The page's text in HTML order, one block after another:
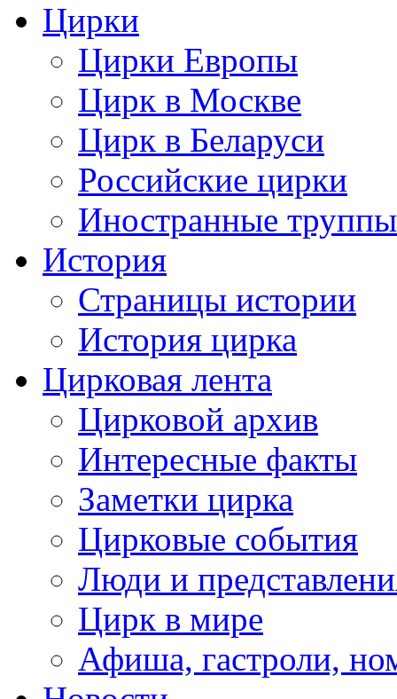
Цирки
Цирки Европы
Цирк в Москве
Цирк в Беларуси
Российские цирки
Иностранные труппы
История
Страницы истории
История цирка
Цирковая лента
Цирковой архив
Интересные факты
Заметки цирка
Цирковые события
Люди и
Цирк в мире
Афиша, гастроли,